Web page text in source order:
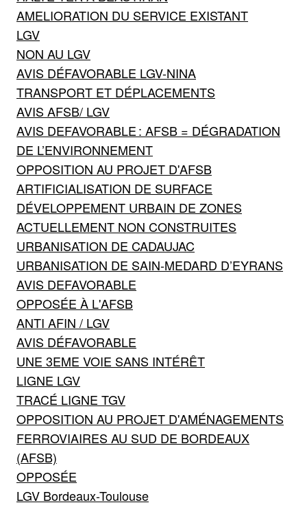
AMELIORATION DU SERVICE EXISTANT
LGV
NON AU LGV
AVIS DÉFAVORABLE LGV-NINA
TRANSPORT ET DÉPLACEMENTS
AVIS AFSB/ LGV
AVIS DEFAVORABLE : AFSB = DÉGRADATION
DE L’ENVIRONNEMENT
OPPOSITION AU PROJET D'AFSB
ARTIFICIALISATION DE SURFACE
DÉVELOPPEMENT URBAIN DE ZONES
ACTUELLEMENT NON CONSTRUITES
URBANISATION DE CADAUJAC
URBANISATION DE SAIN-MEDARD D’EYRANS
AVIS DEFAVORABLE
OPPOSÉE À L'AFSB
ANTI AFIN / LGV
AVIS DÉFAVORABLE
UNE 3EME VOIE SANS INTÉRÊT
LIGNE LGV
TRACÉ LIGNE TGV
OPPOSITION AU PROJET D'AMÉNAGEMENTS
FERROVIAIRES AU SUD DE BORDEAUX
(AFSB)
OPPOSÉE
LGV Bordeaux-Toulouse